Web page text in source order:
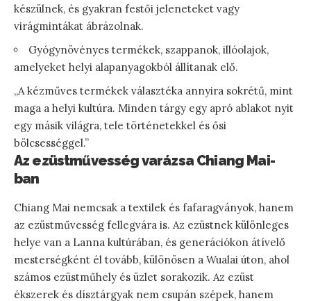
készülnek, és gyakran festői jeleneteket vagy
virágmintákat ábrázolnak.
Gyógynövényes termékek, szappanok, illóolajok,
amelyeket helyi alapanyagokból állítanak elő.
„A kézműves termékek választéka annyira sokrétű, mint
maga a helyi kultúra. Minden tárgy egy apró ablakot nyit
egy másik világra, tele történetekkel és ősi
bölcsességgel.”
Az ezüstművesség varázsa Chiang Mai-
ban
Chiang Mai nemcsak a textilek és fafaragványok, hanem
az ezüstművesség fellegvára is. Az ezüstnek különleges
helye van a Lanna kultúrában, és generációkon átívelő
mesterségként él tovább, különösen a Wualai úton, ahol
számos ezüstműhely és üzlet sorakozik. Az ezüst
ékszerek és dísztárgyak nem csupán szépek, hanem